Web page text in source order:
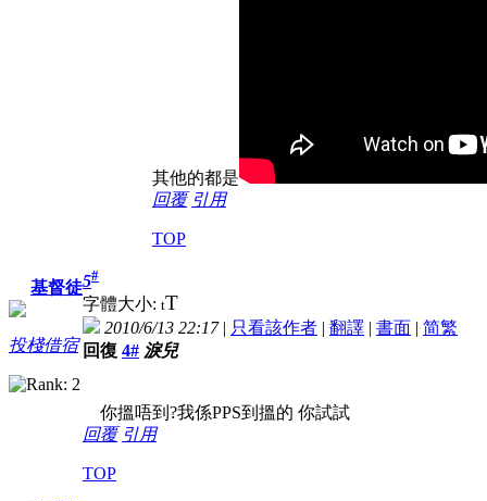
其他的都是
回覆 引用
TOP
基督徒
投棧借宿
5#
字體大小: tT
2010/6/13 22:17| 只看該作者 | 翻譯 | 書面 | 简繁
回復 4# 淚兒
你搵唔到?我係PPS到搵的 你試試
回覆 引用
TOP